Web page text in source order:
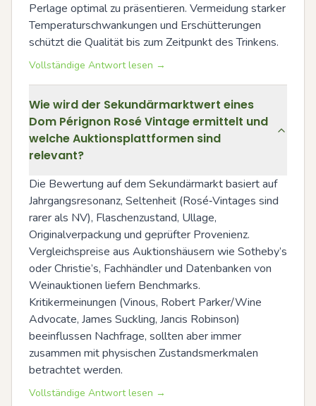
Perlage optimal zu präsentieren. Vermeidung starker
Temperaturschwankungen und Erschütterungen
schützt die Qualität bis zum Zeitpunkt des Trinkens.
Vollständige Antwort lesen →
Wie wird der Sekundärmarktwert eines
Dom Pérignon Rosé Vintage ermittelt und
welche Auktionsplattformen sind
relevant?
Die Bewertung auf dem Sekundärmarkt basiert auf
Jahrgangsresonanz, Seltenheit (Rosé‑Vintages sind
rarer als NV), Flaschenzustand, Ullage,
Originalverpackung und geprüfter Provenienz.
Vergleichspreise aus Auktionshäusern wie Sotheby’s
oder Christie’s, Fachhändler und Datenbanken von
Weinauktionen liefern Benchmarks.
Kritikermeinungen (Vinous, Robert Parker/Wine
Advocate, James Suckling, Jancis Robinson)
beeinflussen Nachfrage, sollten aber immer
zusammen mit physischen Zustandsmerkmalen
betrachtet werden.
Vollständige Antwort lesen →